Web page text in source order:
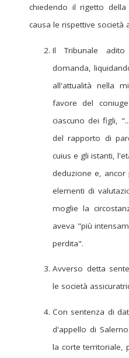
chiedendo il rigetto
causa le rispettive società
Il Tribunale adito
domanda,
all'attualità nella
favore del
ciascuno dei figli,
del rapporto di
cuius e gli istanti,
deduzione e, ancor
elementi di
moglie la
aveva "più
perdita".
Avverso detta
le società
Con sentenza di
d'appello di
la corte territoriale,